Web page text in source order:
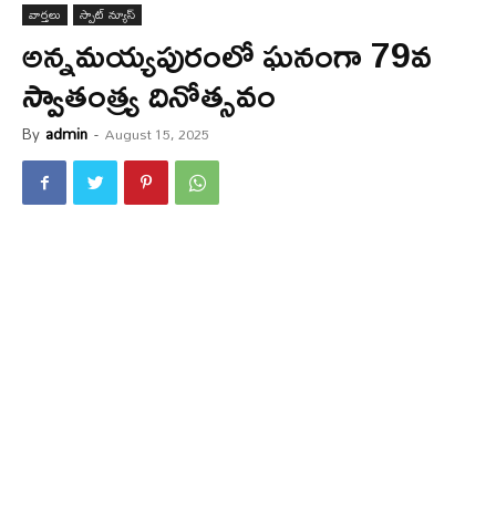
వార్త‌లు స్పాట్ న్యూస్
అన్నమయ్యపురంలో ఘనంగా 79వ
స్వాతంత్ర్య దినోత్సవం
By admin - August 15, 2025